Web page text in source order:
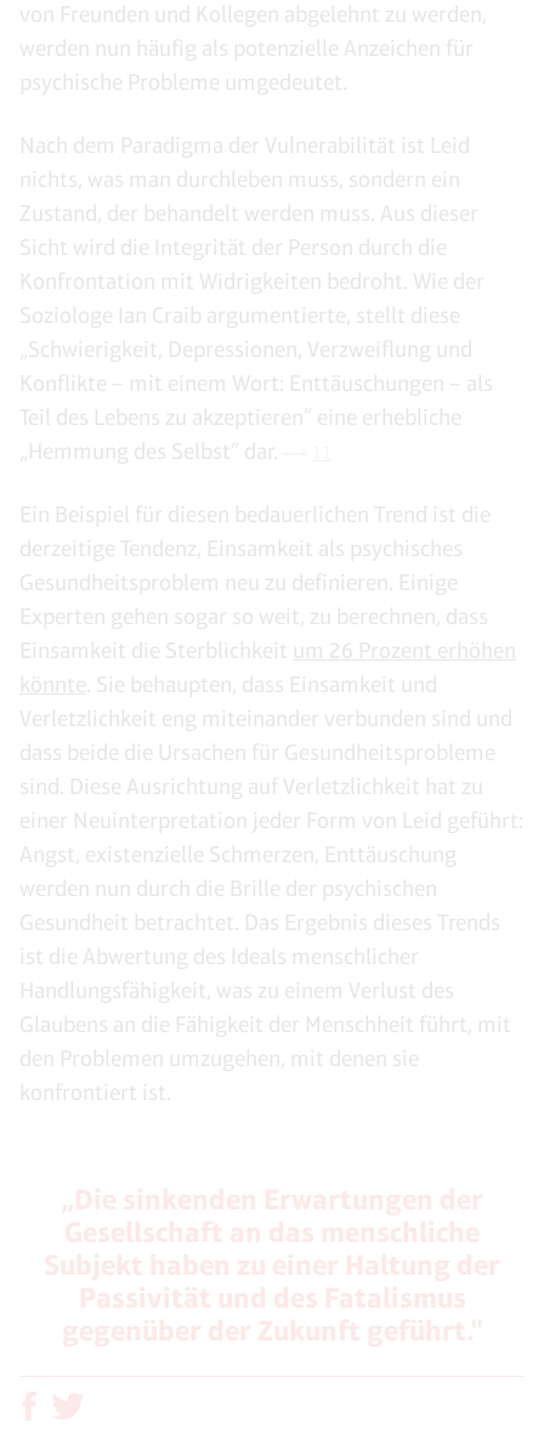
von Freunden und Kollegen abgelehnt zu werden,
werden nun häufig als potenzielle Anzeichen für
psychische Probleme umgedeutet.
Nach dem Paradigma der Vulnerabilität ist Leid
nichts, was man durchleben muss, sondern ein
Zustand, der behandelt werden muss. Aus dieser
Sicht wird die Integrität der Person durch die
Konfrontation mit Widrigkeiten bedroht. Wie der
Soziologe Ian Craib argumentierte, stellt diese
„Schwierigkeit, Depressionen, Verzweiflung und
Konflikte – mit einem Wort: Enttäuschungen – als
Teil des Lebens zu akzeptieren” eine erhebliche
„Hemmung des Selbst” dar.
Ein Beispiel für diesen bedauerlichen Trend ist die
derzeitige Tendenz, Einsamkeit als psychisches
Gesundheitsproblem neu zu definieren. Einige
Experten gehen sogar so weit, zu berechnen, dass
Einsamkeit die Sterblichkeit um 26 Prozent erhöhen
könnte . Sie behaupten, dass Einsamkeit und
Verletzlichkeit eng miteinander verbunden sind und
dass beide die Ursachen für Gesundheitsprobleme
sind. Diese Ausrichtung auf Verletzlichkeit hat zu
einer Neuinterpretation jeder Form von Leid geführt:
Angst, existenzielle Schmerzen, Enttäuschung
werden nun durch die Brille der psychischen
Gesundheit betrachtet. Das Ergebnis dieses Trends
ist die Abwertung des Ideals menschlicher
Handlungsfähigkeit, was zu einem Verlust des
Glaubens an die Fähigkeit der Menschheit führt, mit
den Problemen umzugehen, mit denen sie
konfrontiert ist.